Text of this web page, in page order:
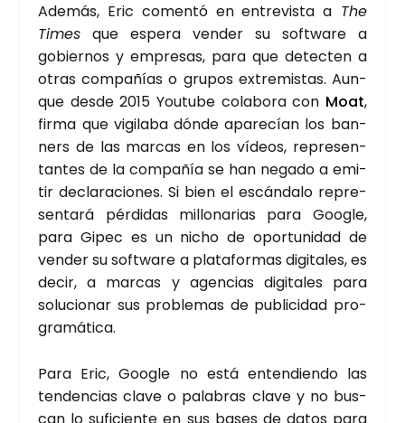
Ade­más, Eric comen­tó en entre­vis­ta aThe
Times que espe­ra ven­der su soft­wa­re a
gobier­nos y empre­sas, para que detec­ten a
otras com­pa­ñías o gru­pos extre­mis­tas. Aun­
que des­de 2015 You­tu­be cola­bo­ra con Moat,
fir­ma que vigi­la­ba dón­de apa­re­cían los ban­
ners de las mar­cas en los vídeos, repre­sen­
tan­tes de la com­pa­ñía se han nega­do a emi­
tir decla­ra­cio­nes. Si bien el escán­da­lo repre­
sen­ta­rá pér­di­das millo­na­rias para Goo­gle,
para Gipec es un nicho de opor­tu­ni­dad de
ven­der su soft­wa­re a pla­ta­for­mas digi­ta­les, es
decir, a mar­cas y agen­cias digi­ta­les para
solu­cio­nar sus pro­ble­mas de publi­ci­dad pro­
gra­má­ti­ca.
Para Eric, Goo­gle no está enten­dien­do las
ten­den­cias cla­ve o pala­bras cla­ve y no bus­